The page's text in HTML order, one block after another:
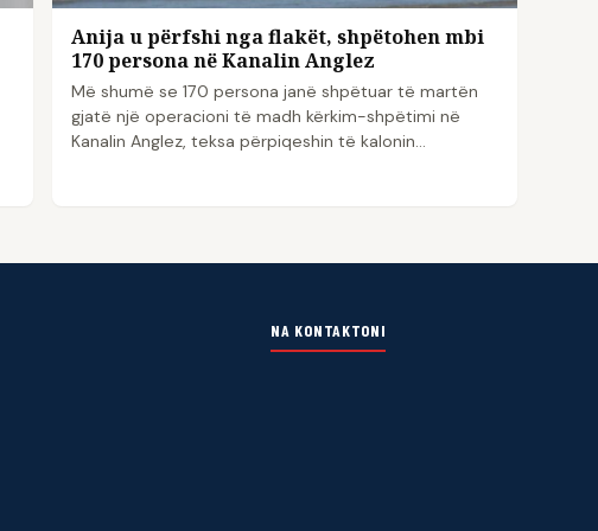
Anija u përfshi nga flakët, shpëtohen mbi
170 persona në Kanalin Anglez
Më shumë se 170 persona janë shpëtuar të martën
gjatë një operacioni të madh kërkim-shpëtimi në
Kanalin Anglez, teksa përpiqeshin të kalonin…
NA KONTAKTONI